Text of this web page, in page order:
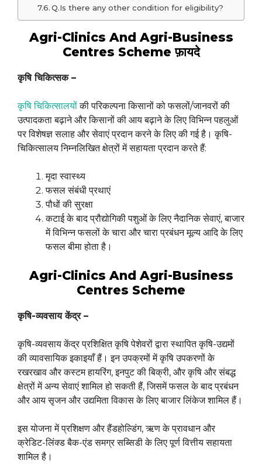
Q.Is there any other condition for eligibility?
Agri-Clinics And Agri-Business
Centres Scheme फ़ायदे
कृषि चिकित्‍सक –
कृषि चिकित्‍सालयोंकी परिकल्पना किसानों को फसलों/जानवरों की
उत्पादकता बढ़ाने और किसानों की आय बढ़ाने के लिए विभिन्न पहलुओं
पर विशेषज्ञ सलाह और सेवाएं प्रदान करने के लिए की गई है। कृषि-
चिकित्‍सालय निम्नलिखित क्षेत्रों में सहायता प्रदान करते हैं:
मृदा स्वास्थ्य
फसल संबंधी प्रथाएं
पौधों की सुरक्षा
कटाई के बाद प्रौद्योगिकी पशुओं के लिए नैदानिक सेवाएं, बाजार
में विभिन्न फसलों के चारा और चारा प्रबंधन मूल्य आदि के लिए
फसल बीमा होता है।
Agri-Clinics And Agri-Business
Centres Scheme
कृषि-व्यवसाय केंद्र –
कृषि-व्यवसाय केंद्र प्रशिक्षित कृषि पेशेवरों द्वारा स्थापित कृषि-उद्यमों
की व्यावसायिक इकाइयाँ हैं। इन उपक्रमों में कृषि उपकरणों के
रखरखाव और कस्टम हायरिंग, इनपुट की बिक्री, और कृषि और संबद्ध
क्षेत्रों में अन्य सेवाएं शामिल हो सकती हैं, जिसमें फसल के बाद प्रबंधन
और आय सृजन और उद्यमिता विकास के लिए बाजार लिंकेज शामिल हैं।
इस योजना में प्रशिक्षण और हैंडहोल्डिंग, ऋण के प्रावधान और
क्रेडिट-लिंक्ड बैक-एंड समग्र सब्सिडी के लिए पूर्ण वित्तीय सहायता
शामिल है।